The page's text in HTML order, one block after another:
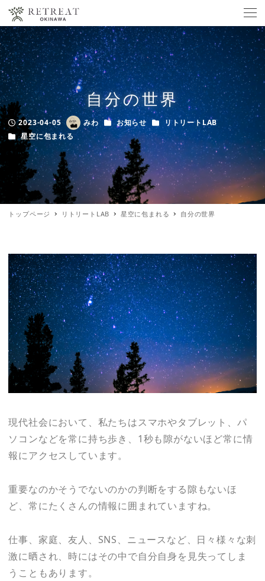
自分の世界
Published
2023-04-05
Author
みわ カテゴリー
お知らせ カテゴリー
リトリートLAB
カテゴリー
星空に包まれる
トップページ リトリートLAB 星空に包まれる 自分の世界
現代社会において、私たちはスマホやタブレット、パ
ソコンなどを常に持ち歩き、1秒も隙がないほど常に情
報にアクセスしています。
重要なのかそうでないのかの判断をする隙もないほ
ど、常にたくさんの情報に囲まれていますね。
仕事、家庭、友人、SNS、ニュースなど、日々様々な刺
激に晒され、時にはその中で自分自身を見失ってしま
うこともあります。